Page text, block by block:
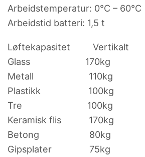
Arbeidstemperatur: 0°C – 60°C
Arbeidstid batteri: 1,5 t
Løftekapasitet Vertikalt
Glass 170kg
Metall 110kg
Plastikk 100kg
Tre 100kg
Keramisk flis 170kg
Betong 80kg
Gipsplater 75kg